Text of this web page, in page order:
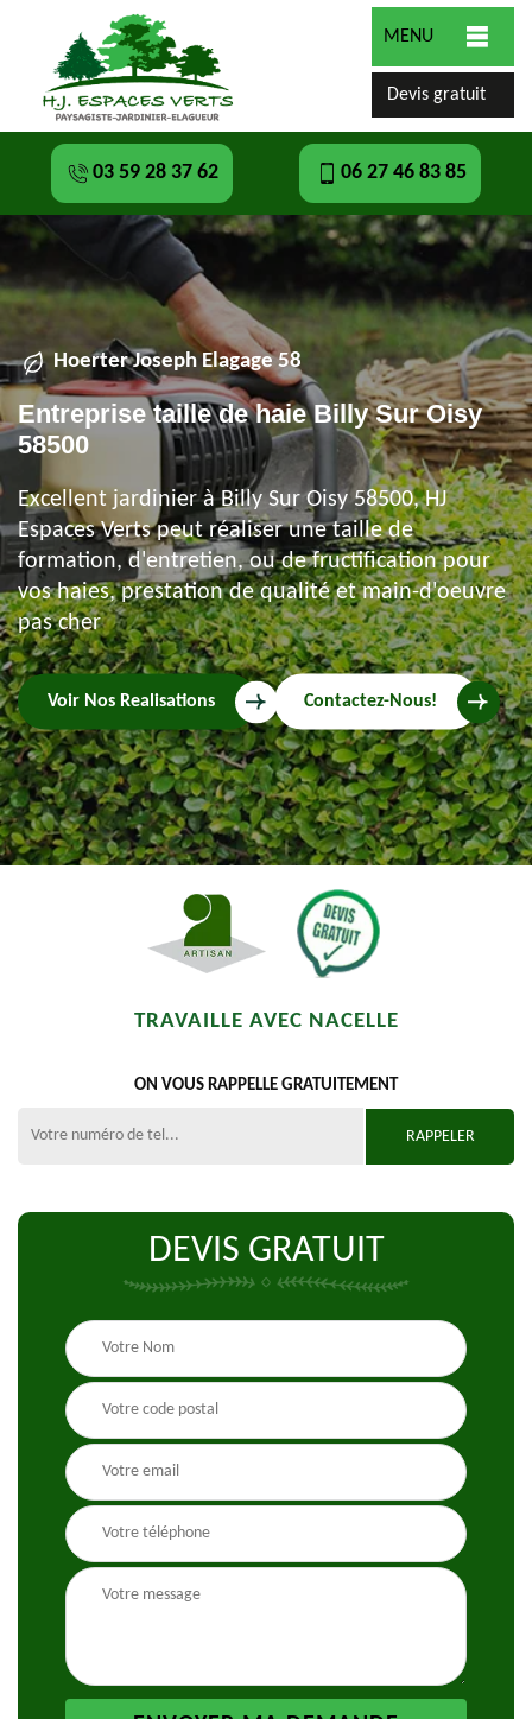
MENU
Devis gratuit
03 59 28 37 62 06 27 46 83 85
Hoerter Joseph Elagage 58
Entreprise taille de haie Billy Sur Oisy
58500
Excellent jardinier à Billy Sur Oisy 58500, HJ
Espaces Verts peut réaliser une taille de
formation, d'entretien, ou de fructification pour
vos haies, prestation de qualité et main-d'oeuvre
pas cher
Voir Nos Realisations Contactez-Nous!
TRAVAILLE AVEC NACELLE
ON VOUS RAPPELLE GRATUITEMENT
DEVIS GRATUIT